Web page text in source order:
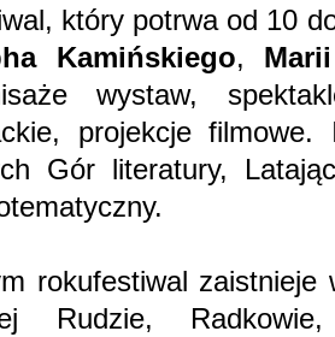
który potrwa od 10
Kamińskiego,
wystaw,
projekcje
Gór literatury,
rokufestiwal zaistnieje
Rudzie, Radkowie,